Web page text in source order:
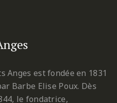
Anges est fondée en 1831
Barbe Elise Poux. Dès
le fondatrice,